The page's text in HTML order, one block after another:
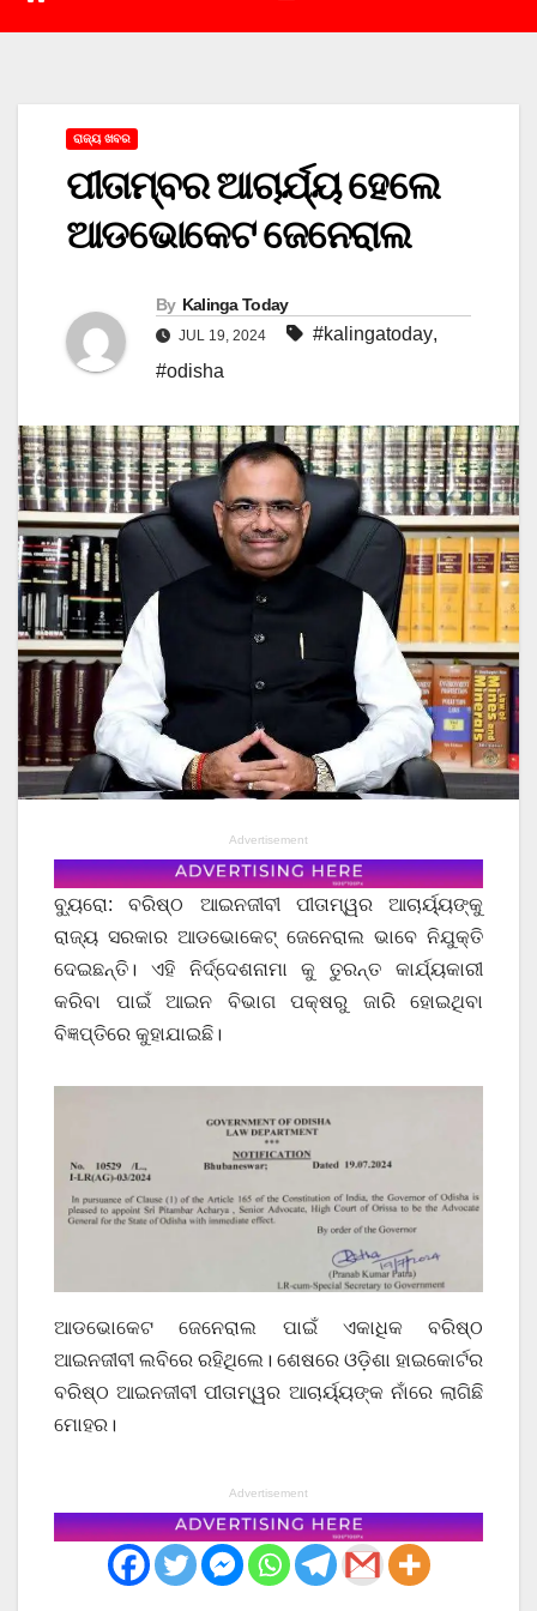
ରାଜ୍ୟ ଖବର
ପୀତାମ୍ବର ଆଚାର୍ଯ୍ୟ ହେଲେ
ଆଡଭୋକେଟ ଜେନେରାଲ
By Kalinga Today
JUL 19, 2024 #kalingatoday,
#odisha
Advertisement
ବ୍ୟୁରୋ: ବରିଷ୍ଠ ଆଇନଜୀବୀ ପୀତାମ୍ୱର ଆଚାର୍ୟ୍ୟଙ୍କୁ
ରାଜ୍ୟ ସରକାର ଆଡଭୋକେଟ୍ ଜେନେରାଲ ଭାବେ ନିଯୁକ୍ତି
ଦେଇଛନ୍ତି। ଏହି ନିର୍ଦ୍ଦେଶନାମା କୁ ତୁରନ୍ତ କାର୍ଯ୍ୟକାରୀ
କରିବା ପାଇଁ ଆଇନ ବିଭାଗ ପକ୍ଷରୁ ଜାରି ହୋଇଥିବା
ବିଜ୍ଞପ୍ତିରେ କୁହାଯାଇଛି।
ଆଡଭୋକେଟ ଜେନେରାଲ ପାଇଁ ଏକାଧିକ ବରିଷ୍ଠ
ଆଇନଜୀବୀ ଲବିରେ ରହିଥିଲେ। ଶେଷରେ ଓଡ଼ିଶା ହାଇକୋର୍ଟର
ବରିଷ୍ଠ ଆଇନଜୀବୀ ପୀତାମ୍ୱର ଆଚାର୍ୟ୍ୟଙ୍କ ନାଁରେ ଲାଗିଛି
ମୋହର।
Advertisement